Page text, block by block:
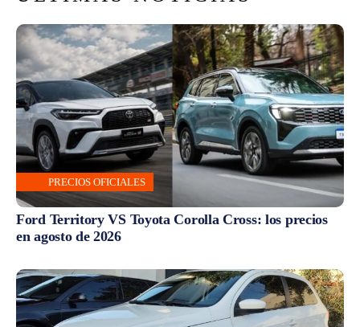
PRECIOS OFICIALES
Ford Territory VS Toyota Corolla Cross: los precios
en agosto de 2026